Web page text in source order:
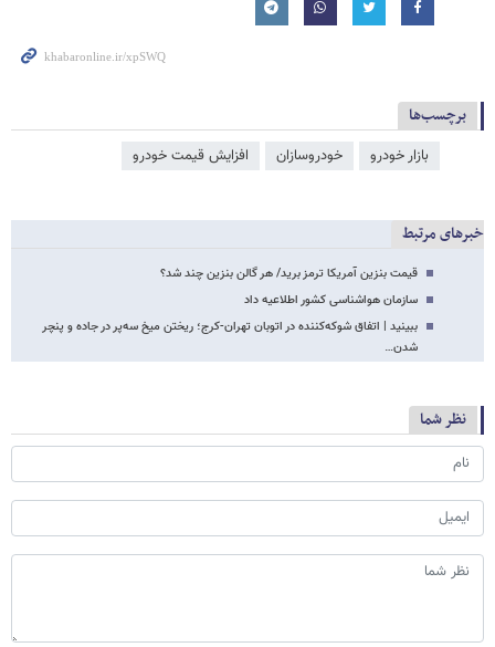
برچسب‌ها
بازار خودرو خودروسازان افزایش قیمت خودرو
خبرهای مرتبط
قیمت بنزین آمریکا ترمز برید/ هر گالن بنزین چند شد؟
سازمان هواشناسی کشور اطلاعیه داد
ببینید | اتفاق شوکه‌کننده در اتوبان تهران-کرج؛ ریختن میخ سه‌پر در جاده و پنچر
شدن…
نظر شما